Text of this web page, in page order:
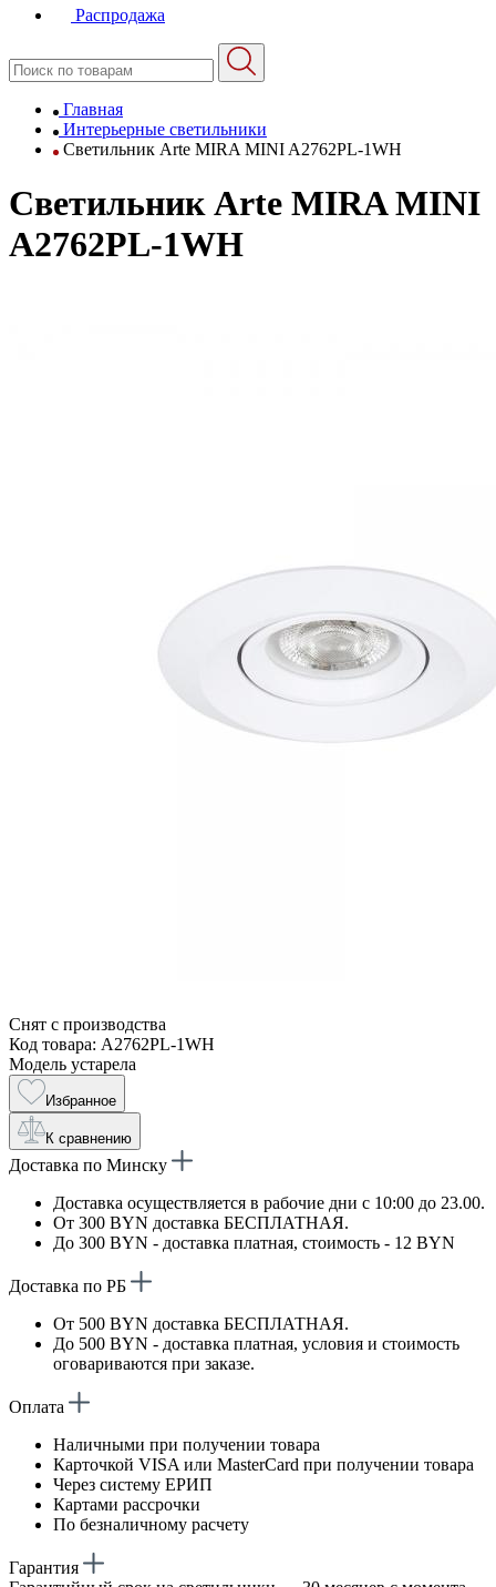
Распродажа
Главная
Интерьерные светильники
Светильник Arte MIRA MINI A2762PL-1WH
Светильник Arte MIRA MINI
A2762PL-1WH
Снят с производства
Код товара: A2762PL-1WH
Модель устарела
Избранное
К сравнению
Доставка по Минску
Доставка осуществляется в рабочие дни с 10:00 до 23.00.
От 300 BYN доставка БЕСПЛАТНАЯ.
До 300 BYN - доставка платная, стоимость - 12 BYN
Доставка по РБ
От 500 BYN доставка БЕСПЛАТНАЯ.
До 500 BYN - доставка платная, условия и стоимость
оговариваются при заказе.
Оплата
Наличными при получении товара
Карточкой VISA или MasterCard при получении товара
Через систему ЕРИП
Картами рассрочки
По безналичному расчету
Гарантия